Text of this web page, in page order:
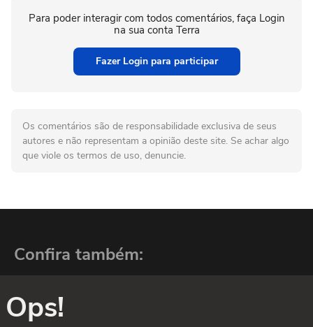
Para poder interagir com todos comentários, faça Login
na sua conta Terra
Fazer Login para participar
Os comentários são de responsabilidade exclusiva de seus
autores e não representam a opinião deste site. Se achar algo
que viole os termos de uso, denuncie.
Confira também:
Ops!